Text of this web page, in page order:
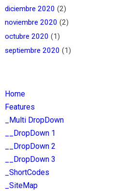
diciembre 2020 (2)
noviembre 2020 (2)
octubre 2020 (1)
septiembre 2020 (1)
Home
Features
_Multi DropDown
__DropDown 1
__DropDown 2
__DropDown 3
_ShortCodes
_SiteMap